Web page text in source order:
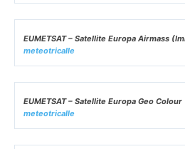
EUMETSAT – Satellite Europa Airmass
meteotricalle
EUMETSAT – Satellite Europa Geo
meteotricalle